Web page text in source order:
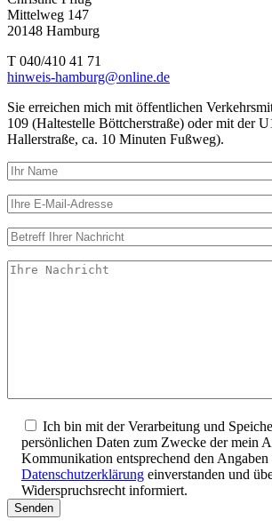
Mittelweg 147
20148 Hamburg
T 040/410 41 71
hinweis-hamburg@online.de
Sie erreichen mich mit öffentlichen
109 (Haltestelle Böttcherstraße) oder mit der
Hallerstraße, ca. 10 Minuten Fußweg).
Ich bin mit der Verarbeitung und
persönlichen Daten zum Zwecke der mein
Kommunikation entsprechend den Angaben
Datenschutzerklärung einverstanden und
Widerspruchsrecht informiert.